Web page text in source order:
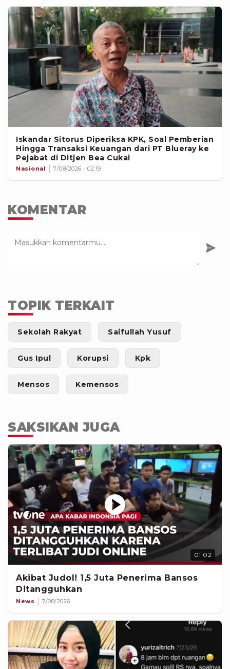
Iskandar Sitorus Diperiksa KPK, Soal Pemberian
Hingga Transaksi Keuangan dari PT Blueray ke
Pejabat di Ditjen Bea Cukai
Nasional 7/08/2026 - 02:19
KOMENTAR
TOPIK TERKAIT
Sekolah Rakyat Saifullah Yusuf
Gus Ipul Korupsi Kpk
Mensos Kemensos
SAKSIKAN JUGA
01:02
Akibat Judol! 1,5 Juta Penerima Bansos
Ditangguhkan
News 7/08/2026